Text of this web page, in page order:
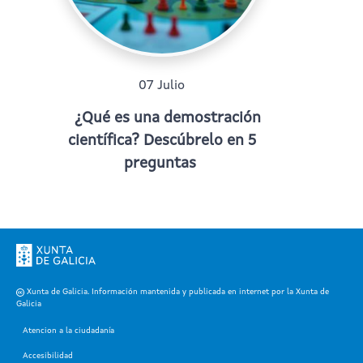
07 Julio
¿Qué es una demostración
científica? Descúbrelo en 5
preguntas
Xunta de Galicia. Información mantenida y publicada en internet por la Xunta de
Galicia
Atencion a la ciudadanía
Accesibilidad